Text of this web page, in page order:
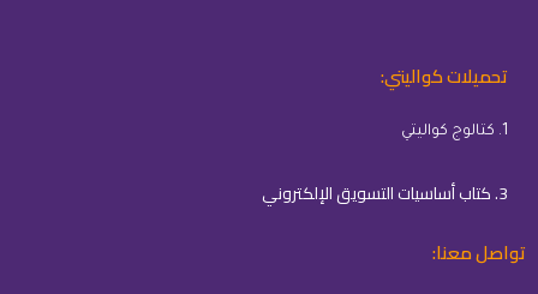
تحميلات كواليتي:
1. كتالوج كواليتي
3. كتاب أساسيات التسويق الإلكتروني
تواصل معنا: